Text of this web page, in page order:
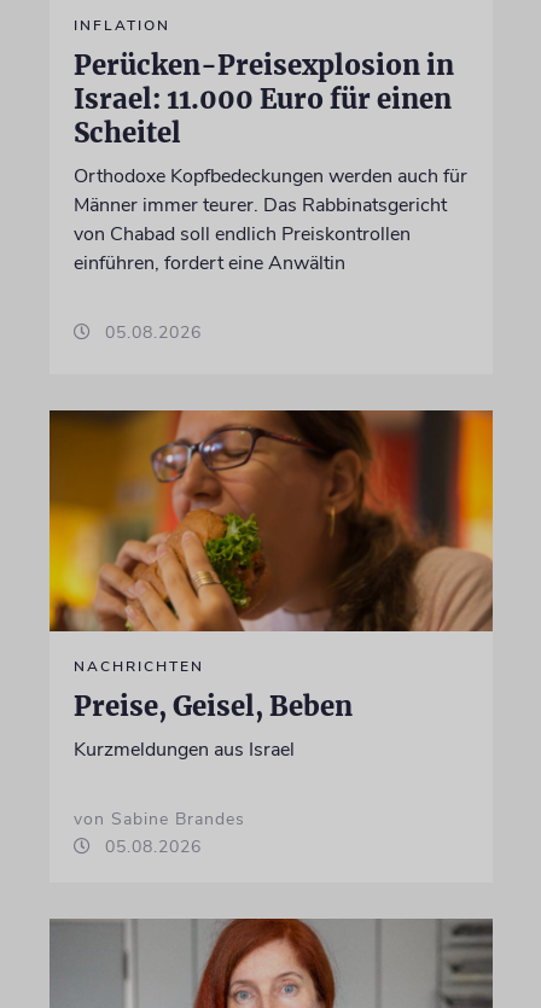
INFLATION
Perücken-Preisexplosion in
Israel: 11.000 Euro für einen
Scheitel
Orthodoxe Kopfbedeckungen werden auch für
Männer immer teurer. Das Rabbinatsgericht
von Chabad soll endlich Preiskontrollen
einführen, fordert eine Anwältin
05.08.2026
NACHRICHTEN
Preise, Geisel, Beben
Kurzmeldungen aus Israel
von Sabine Brandes
05.08.2026